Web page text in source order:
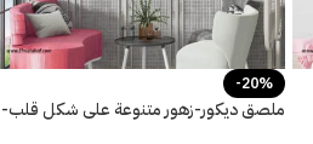
-20%
ملصق ديكور-زهور متنوعة على شكل قلب-